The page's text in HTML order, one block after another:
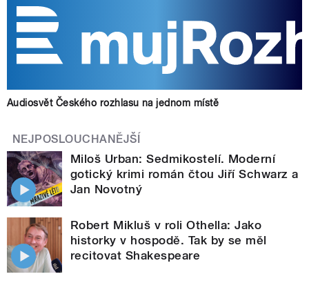
Audiosvět Českého rozhlasu na jednom místě
NEJPOSLOUCHANĚJŠÍ
Miloš Urban: Sedmikostelí. Moderní
gotický krimi román čtou Jiří Schwarz a
Jan Novotný
Robert Mikluš v roli Othella: Jako
historky v hospodě. Tak by se měl
recitovat Shakespeare